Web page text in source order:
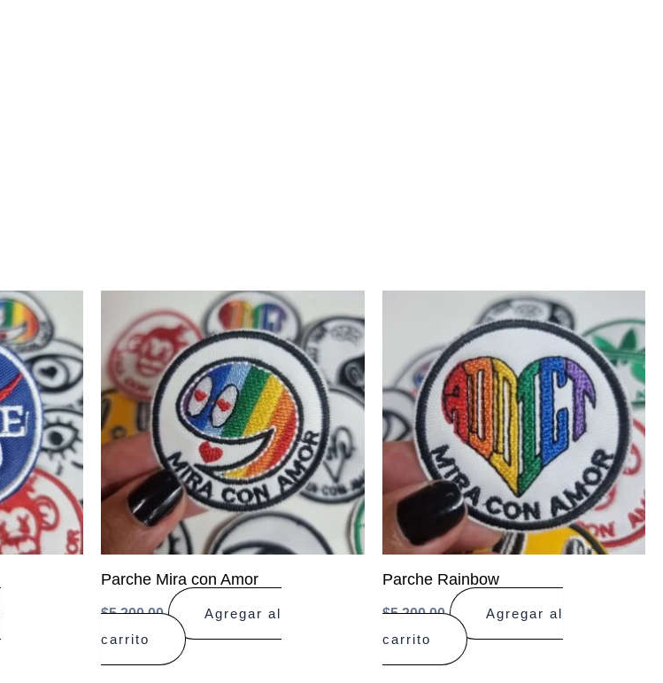
Parche Mira con Amor
$5.200,00
Agregar al
carrito
Parche Rainbow
$5.200,00
Agregar al
carrito